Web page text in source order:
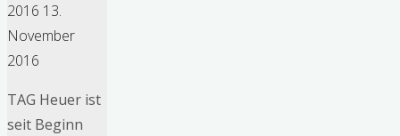
2016 13.
November
2016
TAG Heuer ist
seit Beginn